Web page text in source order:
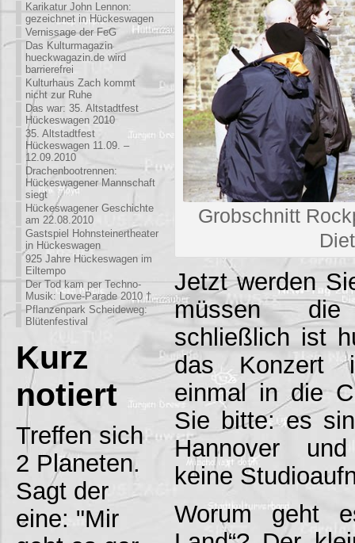
Karikatur John Lennon:
gezeichnet in Hückeswagen
Vernissage der FeG
Das Kulturmagazin
hueckwagazin.de wird
barrierefrei
Kulturhaus Zach kommt
nicht zur Ruhe
Das war: 35. Altstadtfest
Hückeswagen 2010
35. Altstadtfest
Hückeswagen 11.09. –
12.09.2010
Drachenbootrennen:
Hückeswagener Mannschaft
siegt
Hückeswagener Geschichte
am 22.08.2010
Gastspiel Hohnsteinertheater
in Hückeswagen
925 Jahre Hückeswagen im
Eiltempo
Der Tod kam per Techno-
Musik: Love-Parade 2010 †
Pflanzenpark Scheideweg:
Blütenfestival
Kurz
notiert
Treffen sich
2 Planeten.
Sagt der
eine: "Mir
Grobschnitt
Jetzt werden
müssen
schließlich ist
das Konzert
einmal in die
Sie bitte: es
Hannover
keine
Worum geht